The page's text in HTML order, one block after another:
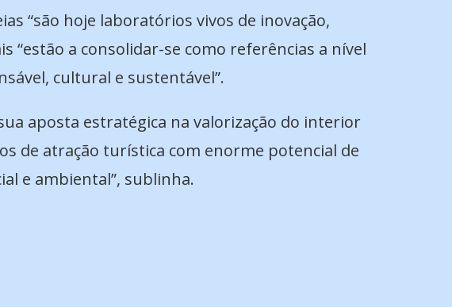
“são hoje laboratórios vivos de inovação,
“estão a consolidar-se como referências a nível
cultural e sustentável”.
aposta estratégica na valorização do interior
de atração turística com enorme potencial de
e ambiental”, sublinha.